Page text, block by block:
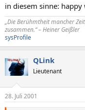
in diesem sinne:
„Die Berühmtheit mancher
zusammen.“ – Heiner Geißler
sysProfile
QLink
Lieutenant
28. Juli 2001